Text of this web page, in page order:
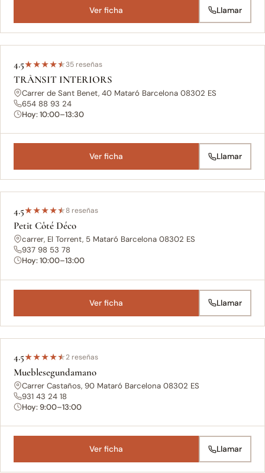
Ver ficha Llamar
4.5★★★★★35 reseñas
TRÀNSIT INTERIORS
Carrer de Sant Benet, 40 Mataró Barcelona 08302 ES
654 88 93 24
Hoy: 10:00–13:30
Ver ficha Llamar
4.5★★★★★8 reseñas
Petit Côté Déco
carrer, El Torrent, 5 Mataró Barcelona 08302 ES
937 98 53 78
Hoy: 10:00–13:00
Ver ficha Llamar
4.5★★★★★2 reseñas
Mueblesegundamano
Carrer Castaños, 90 Mataró Barcelona 08302 ES
931 43 24 18
Hoy: 9:00–13:00
Ver ficha Llamar